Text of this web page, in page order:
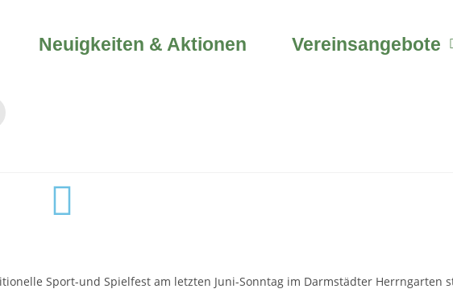
Neuigkeiten & Aktionen Vereinsangebote
Sport-und Spielfest am letzten Juni-Sonntag im Darmstädter Herrngarten